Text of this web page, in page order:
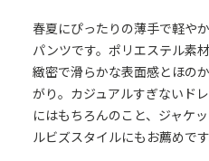
春夏にぴったりの薄手で軽や
パンツです。ポリエステル素
緻密で滑らかな表面感とほの
がり。カジュアルすぎないド
にはもちろんのこと、ジャケ
ルビズスタイルにもお薦めです